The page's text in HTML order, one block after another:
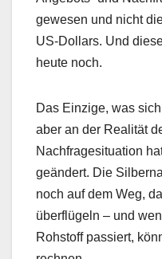
gewesen und nicht
US-Dollars. Und
heute noch.
Das Einzige, was
aber an der Realität
Nachfragesituation
geändert. Die
noch auf dem Weg,
überflügeln – und
Rohstoff passiert,